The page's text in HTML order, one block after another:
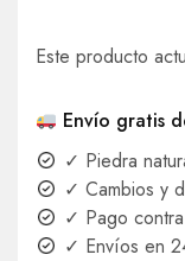
Este producto
Envío gratis
✓ Piedra
✓ Cambios y
✓ Pago
✓ Envíos en